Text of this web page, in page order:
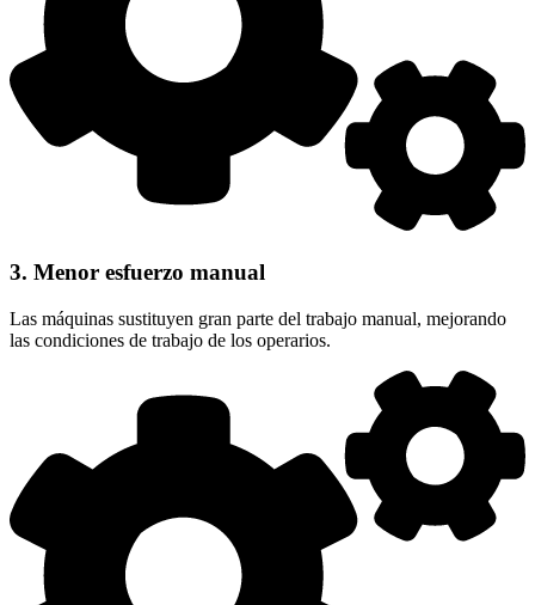
3. Menor esfuerzo manual
Las máquinas sustituyen gran parte del trabajo manual, mejorando
las condiciones de trabajo de los operarios.